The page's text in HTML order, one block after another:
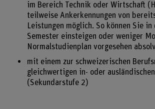
im Bereich Technik oder Wirtschaft
teilweise Ankerkennungen von
Leistungen möglich. So können Sie in
Semester einsteigen oder weniger
Normalstudienplan vorgesehen
mit einem zur schweizerischen
gleichwertigen in- oder
(Sekundarstufe 2)